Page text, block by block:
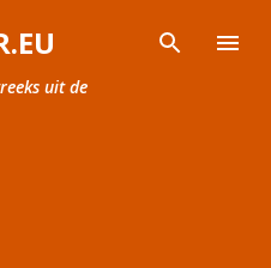
hoofdcontent
uit de